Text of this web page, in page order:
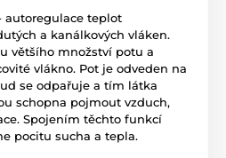
autoregulace teplot
a kanálkových vláken.
většího množství potu a
vlákno. Pot je odveden na
se odpařuje a tím látka
schopna pojmout vzduch,
Spojením těchto funkcí
pocitu sucha a tepla.